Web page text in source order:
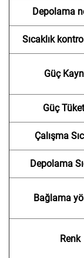
Depolama
Sıcaklık
Güç
Güç
Çalışma
Depolama
Bağlama
Renk